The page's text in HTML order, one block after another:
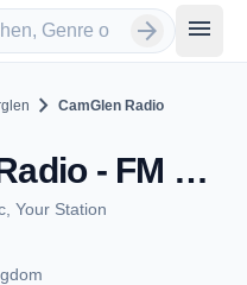
arrow_forward menu
chevron_right CamGlen Radio
CamGlen Radio - FM 107.9 - Rutherglen
Your Station